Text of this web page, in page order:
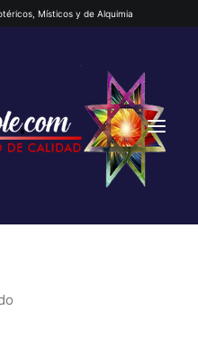
Místicos y de Alquimia